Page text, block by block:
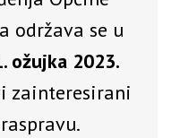
održava se u
ožujka 2023.
zainteresirani